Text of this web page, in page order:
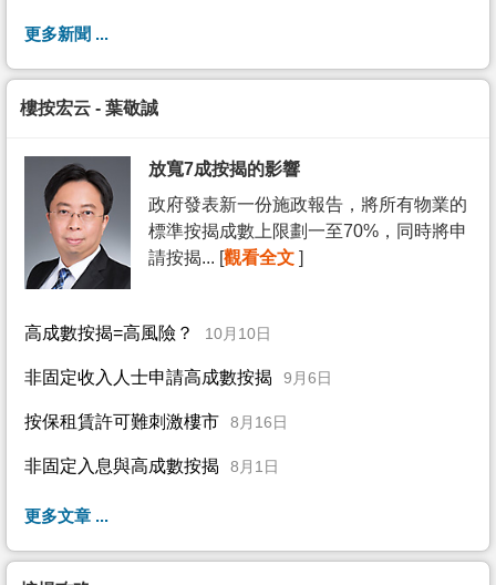
更多新聞 ...
樓按宏云 - 葉敬誠
放寬7成按揭的影響
政府發表新一份施政報告，將所有物業的
標準按揭成數上限劃一至70%，同時將申
請按揭... [觀看全文 ]
高成數按揭=高風險？ 10月10日
非固定收入人士申請高成數按揭 9月6日
按保租賃許可難刺激樓市 8月16日
非固定入息與高成數按揭 8月1日
更多文章 ...